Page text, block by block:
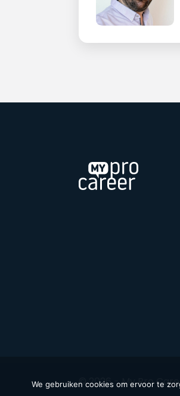
© 2026 - My Pro
We gebruiken cookies om ervoor te